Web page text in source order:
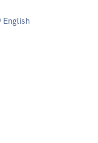
English